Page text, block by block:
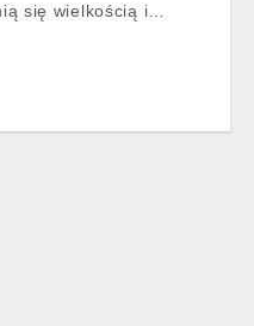
się wielkością i…